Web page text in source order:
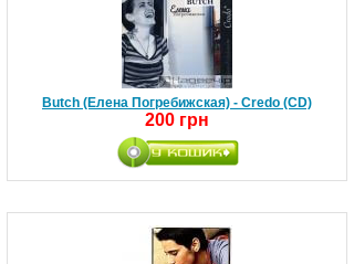
Butch (Елена Погребижская) - Credo (CD)
200 грн